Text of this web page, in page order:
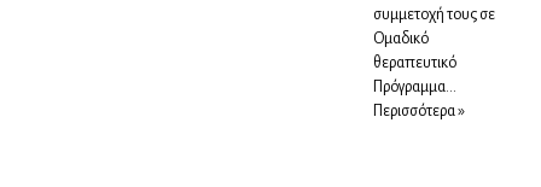
συμμετοχή τους σε
Ομαδικό
θεραπευτικό
Πρόγραμμα...
Περισσότερα »